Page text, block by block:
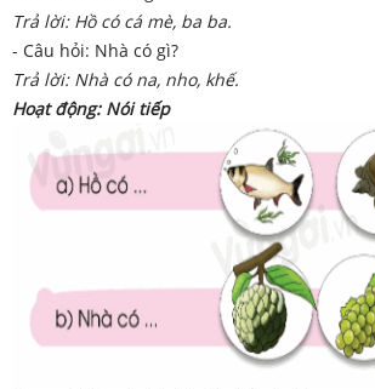
Trả lời: Hồ có cá mè, ba ba.
- Câu hỏi: Nhà có gì?
Trả lời: Nhà có na, nho, khế.
Hoạt động: Nói tiếp